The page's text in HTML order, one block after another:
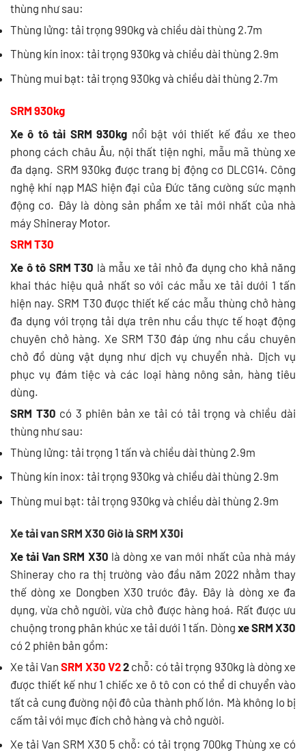
thùng như sau:
Thùng lửng: tải trọng 990kg và chiều dài thùng 2.7m
Thùng kín inox: tải trọng 930kg và chiều dài thùng 2.9m
Thùng mui bạt: tải trọng 930kg và chiều dài thùng 2.7m
SRM 930kg
Xe ô tô tải SRM 930kg nổi bật với thiết kế đầu xe theo
phong cách châu Âu, nội thất tiện nghi, mẫu mã thùng xe
đa dạng. SRM 930kg được trang bị động cơ DLCG14. Công
nghệ khí nạp MAS hiện đại của Đức tăng cường sức mạnh
động cơ. Đây là dòng sản phẩm xe tải mới nhất của nhà
máy Shineray Motor.
SRM T30
Xe ô tô SRM T30 là mẫu xe tải nhỏ đa dụng cho khả năng
khai thác hiệu quả nhất so với các mẫu xe tải dưới 1 tấn
hiện nay. SRM T30 được thiết kế các mẫu thùng chở hàng
đa dụng với trọng tải dựa trên nhu cầu thực tế hoạt động
chuyên chở hàng. Xe SRM T30 đáp ứng nhu cầu chuyên
chở đồ dùng vật dụng như dịch vụ chuyển nhà. Dịch vụ
phục vụ đám tiệc và các loại hàng nông sản, hàng tiêu
dùng.
SRM T30 có 3 phiên bản xe tải có tải trọng và chiều dài
thùng như sau:
Thùng lửng: tải trọng 1 tấn và chiều dài thùng 2.9m
Thùng kín inox: tải trọng 930kg và chiều dài thùng 2.9m
Thùng mui bạt: tải trọng 930kg và chiều dài thùng 2.9m
Xe tải van SRM X30 Giờ là SRM X30i
Xe tải Van SRM X30 là dòng xe van mới nhất của nhà máy
Shineray cho ra thị trường vào đầu năm 2022 nhằm thay
thế dòng xe Dongben X30 trước đây. Đây là dòng xe đa
dụng, vừa chở người, vừa chở được hàng hoá. Rất được ưu
chuộng trong phân khúc xe tải dưới 1 tấn. Dòng xe SRM X30
có 2 phiên bản gồm:
Xe tải VanSRM X30 V22chỗ: có tải trọng 930kg là dòng xe
được thiết kế như 1 chiếc xe ô tô con có thể di chuyển vào
tất cả cung đường nội đô của thành phố lớn. Mà không lo bị
cấm tải với mục đích chở hàng và chở người.
Xe tải Van SRM X30 5 chỗ: có tải trọng 700kg Thùng xe có